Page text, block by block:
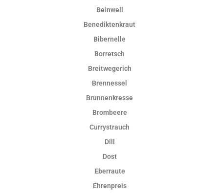
Beinwell
Benediktenkraut
Bibernelle
Borretsch
Breitwegerich
Brennessel
Brunnenkresse
Brombeere
Currystrauch
Dill
Dost
Eberraute
Ehrenpreis